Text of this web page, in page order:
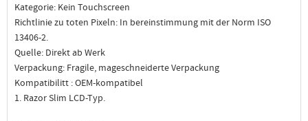
Kategorie: Kein Touchscreen
Richtlinie zu toten Pixeln: In bereinstimmung mit der Norm ISO
13406-2.
Quelle: Direkt ab Werk
Verpackung: Fragile, mageschneiderte Verpackung
Kompatibilitt : OEM-kompatibel
1. Razor Slim LCD-Typ.